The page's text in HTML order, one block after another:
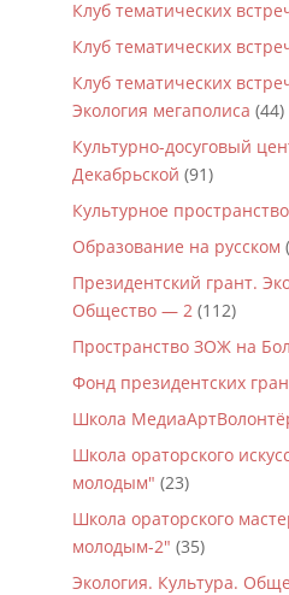
Клуб тематических
Клуб тематических
Клуб тематических
Экология мегаполиса (44)
Культурно-досуговый
Декабрьской (91)
Культурное пространство
Образование на русском
Президентский грант.
Общество — 2(112)
Пространство ЗОЖ на
Фонд президентских
Школа
Школа ораторского
молодым" (23)
Школа ораторского
молодым-2" (35)
Экология. Культура.